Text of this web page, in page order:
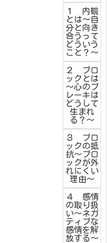
１ 内観
とは～自
分と向き
合うって
どういう
こと？～
２ ブロ
ックとは
～心のブ
レーキは
どうして
生まれ
る？～
３ ブロ
ックの抵
抗～ブロ
ックが外
れにくい
理由～
４ 感情
の取り扱
い～ネガ
ティブな
感情を解
放する～